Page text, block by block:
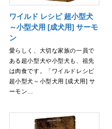
ワイルド レシピ 超小型犬
～小型犬用 [成犬用] サーモ
ン
愛らしく、大切な家族の一員で
ある超小型犬や小型犬も、祖先
は肉食です。「ワイルドレシピ
超小型犬～小型犬用 [成犬用] サ
ーモン…